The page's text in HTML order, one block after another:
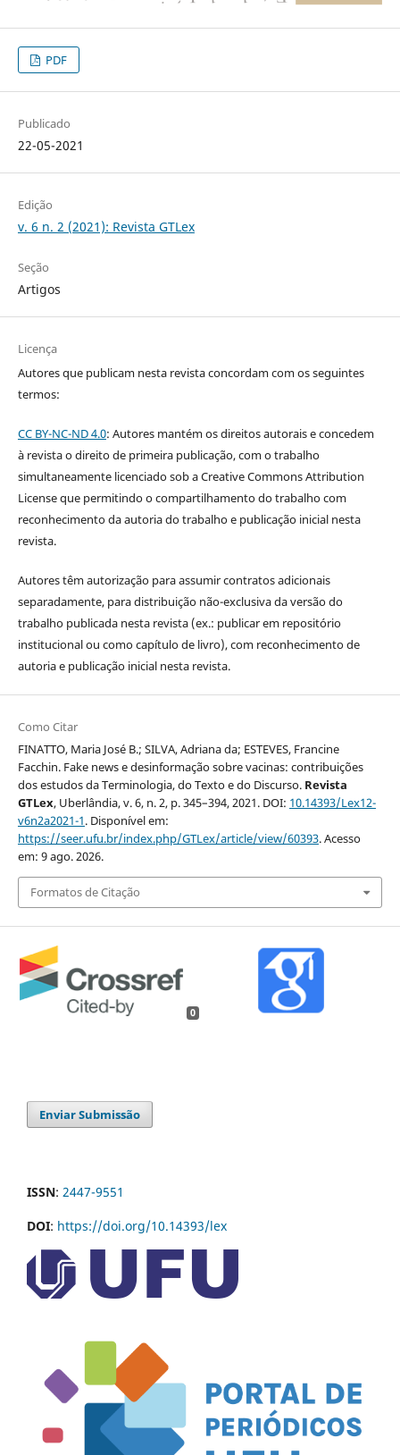
PDF
Publicado
22-05-2021
Edição
v. 6 n. 2 (2021): Revista GTLex
Seção
Artigos
Licença
Autores que publicam nesta revista concordam com os seguintes
termos:
CC BY-NC-ND 4.0: Autores mantém os direitos autorais e concedem
à revista o direito de primeira publicação, com o trabalho
simultaneamente licenciado sob a Creative Commons Attribution
License que permitindo o compartilhamento do trabalho com
reconhecimento da autoria do trabalho e publicação inicial nesta
revista.
Autores têm autorização para assumir contratos adicionais
separadamente, para distribuição não-exclusiva da versão do
trabalho publicada nesta revista (ex.: publicar em repositório
institucional ou como capítulo de livro), com reconhecimento de
autoria e publicação inicial nesta revista.
Como Citar
FINATTO, Maria José B.; SILVA, Adriana da; ESTEVES, Francine
Facchin. Fake news e desinformação sobre vacinas: contribuições
dos estudos da Terminologia, do Texto e do Discurso. Revista
GTLex, Uberlândia, v. 6, n. 2, p. 345–394, 2021. DOI: 10.14393/Lex12-
v6n2a2021-1. Disponível em:
https://seer.ufu.br/index.php/GTLex/article/view/60393. Acesso
em: 9 ago. 2026.
Formatos de Citação
0
Enviar Submissão
ISSN: 2447-9551
DOI: https://doi.org/10.14393/lex